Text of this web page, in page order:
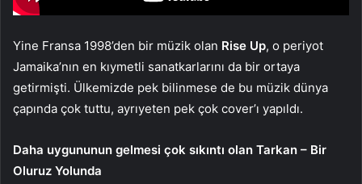
Yine Fransa 1998’den bir müzik olan Rise Up, o periyot
Jamaika’nın en kıymetli sanatkarlarını da bir ortaya
getirmişti. Ülkemizde pek bilinmese de bu müzik dünya
çapında çok tuttu, ayrıyeten pek çok cover’ı yapıldı.
Daha uygununun gelmesi çok sıkıntı olan Tarkan – Bir
Oluruz Yolunda